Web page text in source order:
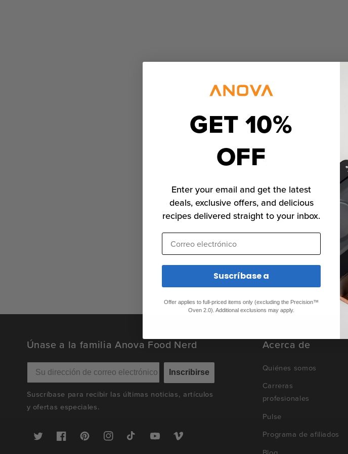
Únase a la familia Anova Food Nerd
Inscribirse
Suscríbase para recibir las últimas noticias, artículos
y ofertas especiales.
Twitter FacebookPinterestInstagramTikTok YouTubeVimeo
Acerca de
Quiénes somos
Carreras
profesionales
Pulse
Programa de afiliados
GET 10%
OFF
Enter your email and get the latest
deals, exclusive offers, and delicious
recipes delivered straight to your inbox.
Correo electrónico
Suscríbase a
Offer applies to full-priced items only (excluding the Precision™
Oven 2.0). Additional exclusions may apply.